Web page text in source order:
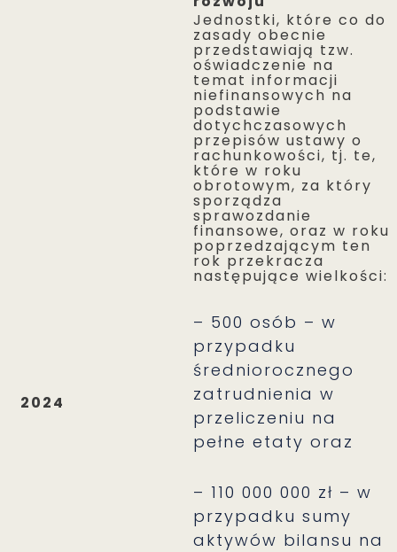
2024
Jednostki, które co do
zasady obecnie
przedstawiają tzw.
oświadczenie na
temat informacji
niefinansowych na
podstawie
dotychczasowych
przepisów ustawy o
rachunkowości, tj. te,
które w roku
obrotowym, za który
sporządza
sprawozdanie
finansowe, oraz w roku
poprzedzającym ten
rok przekracza
następujące wielkości:
– 500 osób – w
przypadku
średniorocznego
zatrudnienia w
przeliczeniu na
pełne etaty oraz
– 110 000 000 zł – w
przypadku sumy
aktywów bilansu na